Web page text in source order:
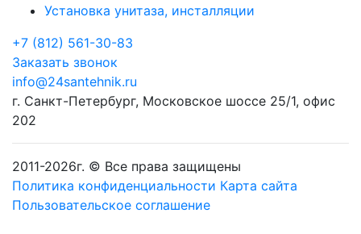
Установка унитаза, инсталляции
+7 (812) 561-30-83
Заказать звонок
info@24santehnik.ru
г. Санкт-Петербург, Московское шоссе 25/1, офис
202
2011-2026г. © Все права защищены
Политика конфиденциальности Карта сайта
Пользовательское соглашение